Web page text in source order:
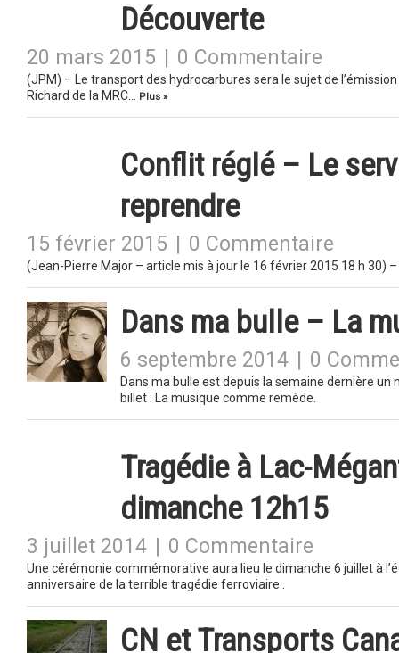
Découverte
20 mars 2015 0 Commentaire
(JPM) – Le transport des hydrocarbures sera le sujet de
Richard de la MRC…
Plus »
Conflit réglé – Le
reprendre
15 février 2015 0 Commentaire
(Jean-Pierre Major – article mis à jour le 16 février 2015 18 h 30)
Dans ma bulle – La
6 septembre 2014 0
Dans ma bulle est depuis la semaine dernière
billet : La musique comme remède.
Tragédie à Lac-
dimanche 12h15
3 juillet 2014 0 Commentaire
Une cérémonie commémorative aura lieu le dimanche 6 juillet à
anniversaire de la terrible tragédie ferroviaire .
CN et Transports